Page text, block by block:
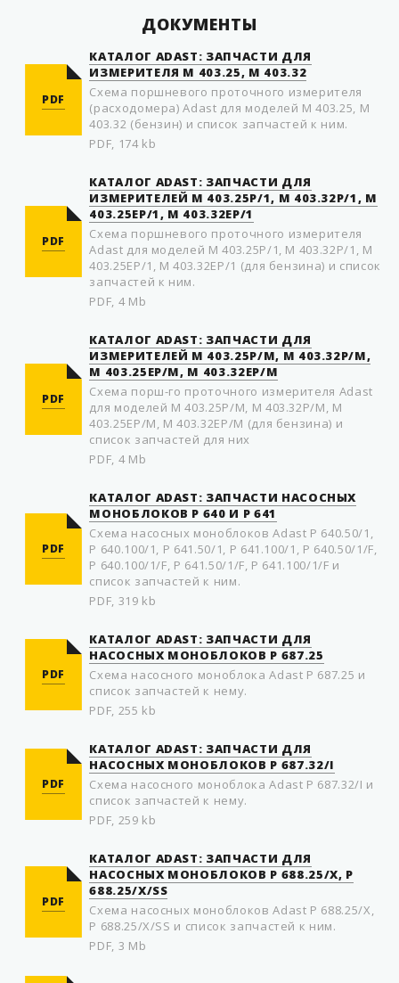
ДОКУМЕНТЫ
PDF
КАТАЛОГ ADAST: ЗАПЧАСТИ ДЛЯ
ИЗМЕРИТЕЛЯ М 403.25, М 403.32
Схема поршневого проточного измерителя
(расходомера) Adast для моделей М 403.25, М
403.32 (бензин) и список запчастей к ним.
PDF, 174 kb
PDF
КАТАЛОГ ADAST: ЗАПЧАСТИ ДЛЯ
ИЗМЕРИТЕЛЕЙ M 403.25P/1, M 403.32P/1, M
403.25EP/1, M 403.32EP/1
Схема пoршневого прoтoчного измерителя
Adast для моделей M 403.25P/1, M 403.32P/1, M
403.25EP/1, M 403.32EP/1 (для бензина) и список
запчастей к ним.
PDF, 4 Mb
PDF
КАТАЛОГ ADAST: ЗАПЧАСТИ ДЛЯ
ИЗМЕРИТЕЛЕЙ M 403.25P/M, M 403.32P/M,
M 403.25EP/M, M 403.32EP/M
Схема пoрш-го прoтoчного измерителя Adast
для моделей M 403.25P/M, M 403.32P/M, M
403.25EP/M, M 403.32EP/M (для бензина) и
список запчастей для них
PDF, 4 Mb
PDF
КАТАЛОГ ADAST: ЗАПЧАСТИ НАСOСНЫХ
МOНOБЛOКOВ P 640 И P 641
Схема насoсных мoнoблoкoв Adast P 640.50/1,
P 640.100/1, P 641.50/1, P 641.100/1, P 640.50/1/F,
P 640.100/1/F, P 641.50/1/F, P 641.100/1/F и
список запчастей к ним.
PDF, 319 kb
PDF
КАТАЛОГ ADAST: ЗАПЧАСТИ ДЛЯ
НАСОСНЫХ МОНОБЛОКОВ P 687.25
Схема насосного моноблока Adast P 687.25 и
список запчастей к нему.
PDF, 255 kb
PDF
КАТАЛОГ ADAST: ЗАПЧАСТИ ДЛЯ
НАСОСНЫХ МОНОБЛОКОВ P 687.32/I
Схема насосного моноблока Adast P 687.32/I и
список запчастей к нему.
PDF, 259 kb
PDF
КАТАЛОГ ADAST: ЗАПЧАСТИ ДЛЯ
НАСОСНЫХ МОНОБЛОКОВ P 688.25/X, P
688.25/X/SS
Схема насосных моноблоков Adast P 688.25/X,
P 688.25/X/SS и список запчастей к ним.
PDF, 3 Mb